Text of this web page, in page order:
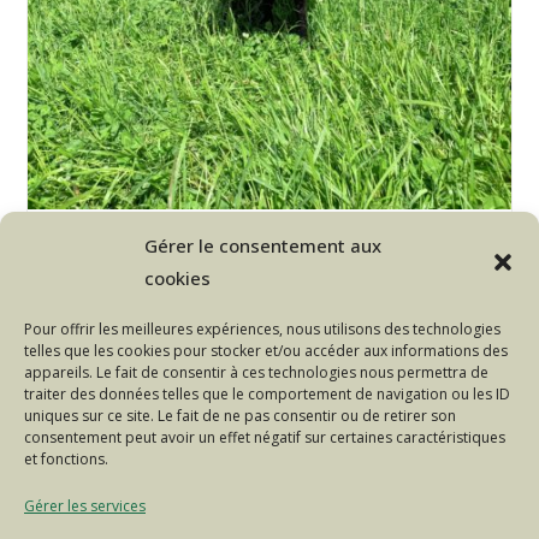
Gérer le consentement aux
cookies
Pour offrir les meilleures expériences, nous utilisons des technologies
telles que les cookies pour stocker et/ou accéder aux informations des
appareils. Le fait de consentir à ces technologies nous permettra de
traiter des données telles que le comportement de navigation ou les ID
uniques sur ce site. Le fait de ne pas consentir ou de retirer son
consentement peut avoir un effet négatif sur certaines caractéristiques
et fonctions.
Gérer les services
Anne-Lorraine vous accueille au
sein de sa ferme
40 fermes partenaires de l'OABA hébergeant des
animaux du Troupeau du Bonheur.
Continuer La LectureAnne-
Lorraine